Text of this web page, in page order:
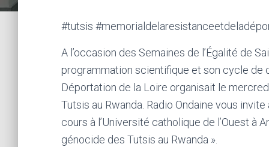
#tutsis
A l’occasion des Semaines de l’Égalité de
programmation scientifique et son cycle de
Déportation de la Loire organisait le
Tutsis au Rwanda. Radio Ondaine vous
cours à l’Université catholique de l’Ouest à
génocide des Tutsis au Rwanda ».